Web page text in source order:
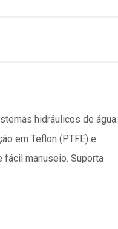
hidráulicos de água.
em Teflon (PTFE) e
fácil manuseio. Suporta